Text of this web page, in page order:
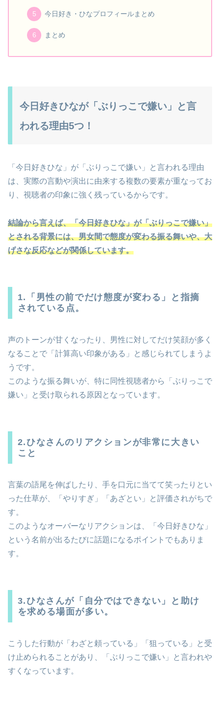
今日好き・ひなプロフィールまとめ
まとめ
今日好きひなが「ぶりっこで嫌い」と言
われる理由5つ！
「今日好きひな」が「ぶりっこで嫌い」と言われる理由
は、実際の言動や演出に由来する複数の要素が重なってお
り、視聴者の印象に強く残っているからです。
結論から言えば、「今日好きひな」が「ぶりっこで嫌い」
とされる背景には、男女間で態度が変わる振る舞いや、大
げさな反応などが関係しています。
1.「男性の前でだけ態度が変わる」と指摘
されている点。
声のトーンが甘くなったり、男性に対してだけ笑顔が多く
なることで「計算高い印象がある」と感じられてしまうよ
うです。
このような振る舞いが、特に同性視聴者から「ぶりっこで
嫌い」と受け取られる原因となっています。
2.ひなさんのリアクションが非常に大きい
こと
言葉の語尾を伸ばしたり、手を口元に当てて笑ったりとい
った仕草が、「やりすぎ」「あざとい」と評価されがちで
す。
このようなオーバーなリアクションは、「今日好きひな」
という名前が出るたびに話題になるポイントでもありま
す。
3.ひなさんが「自分ではできない」と助け
を求める場面が多い。
こうした行動が「わざと頼っている」「狙っている」と受
け止められることがあり、「ぶりっこで嫌い」と言われや
すくなっています。